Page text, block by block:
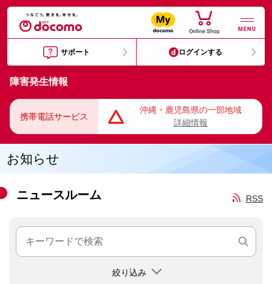
MENU
サポート ログインする
障害発生情報
携帯電話サービス
沖縄・鹿児島県の一部地域
詳細情報
お知らせ
ニュースルーム RSS
絞り込み